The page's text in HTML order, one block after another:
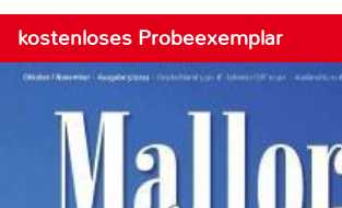
kostenloses Probeexemplar